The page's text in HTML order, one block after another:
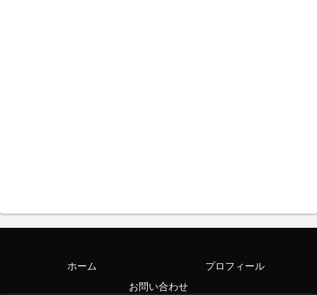
ホーム
プロフィール
お問い合わせ